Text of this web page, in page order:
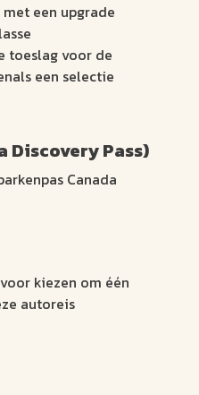
een upgrade
toeslag voor de
een selectie
Discovery Pass)
Canada
kiezen om één
autoreis